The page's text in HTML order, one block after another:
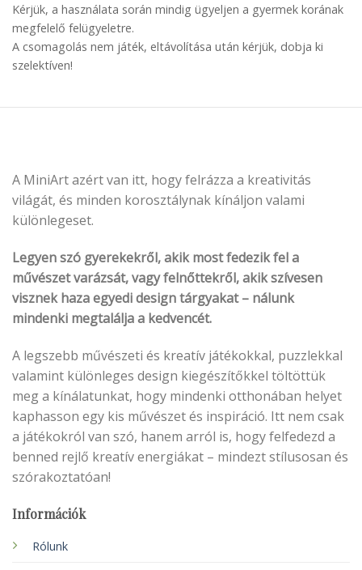
Kérjük, a használata során mindig ügyeljen a gyermek korának
megfelelő felügyeletre.
A csomagolás nem játék, eltávolítása után kérjük, dobja ki
szelektíven!
A MiniArt azért van itt, hogy felrázza a kreativitás
világát, és minden korosztálynak kínáljon valami
különlegeset.
Legyen szó gyerekekről, akik most fedezik fel a
művészet varázsát, vagy felnőttekről, akik szívesen
visznek haza egyedi design tárgyakat – nálunk
mindenki megtalálja a kedvencét.
A legszebb művészeti és kreatív játékokkal, puzzlekkal
valamint különleges design kiegészítőkkel töltöttük
meg a kínálatunkat, hogy mindenki otthonában helyet
kaphasson egy kis művészet és inspiráció. Itt nem csak
a játékokról van szó, hanem arról is, hogy felfedezd a
benned rejlő kreatív energiákat – mindezt stílusosan és
szórakoztatóan!
Információk
Rólunk